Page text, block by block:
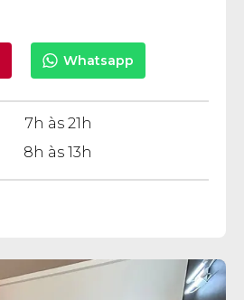
Whatsapp
7h às 21h
8h às 13h